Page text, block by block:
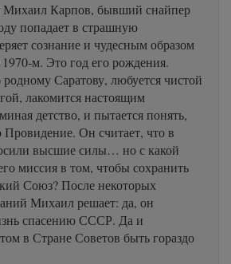
Михаил Карпов, бывший снайпер
попадает в страшную
сознание и чудесным образом
м. Это год его рождения.
Саратову, любуется чистой
лакомится настоящим
детство, и пытается понять,
Провидение. Он считает, что в
высшие силы… но с какой
миссия в том, чтобы сохранить
Союз? После некоторых
Михаил решает: да, он
спасению СССР. Да и
в Стране Советов быть гораздо